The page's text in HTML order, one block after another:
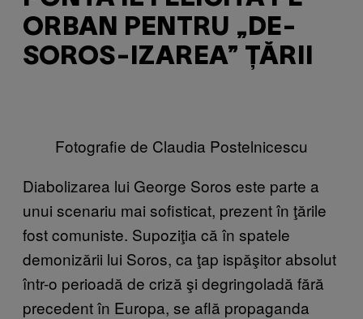
ORBAN PENTRU „DE-
SOROS-IZAREA” ȚĂRII
Fotografie de Claudia Postelnicescu
Diabolizarea lui George Soros este parte a
unui scenariu mai sofisticat, prezent în ţările
fost comuniste. Supoziţia că în spatele
demonizării lui Soros, ca ţap ispăşitor absolut
într-o perioadă de criză şi degringoladă fără
precedent în Europa, se află propaganda